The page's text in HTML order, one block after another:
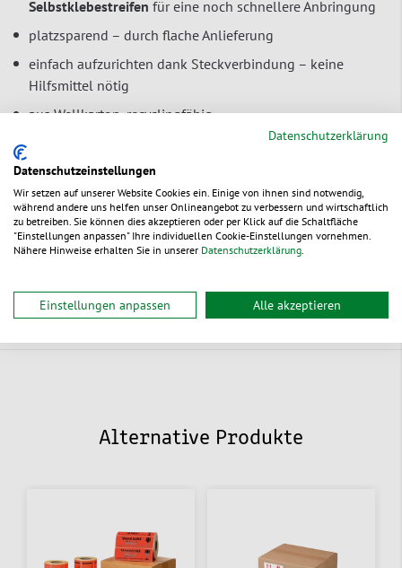
Selbstklebestreifen für eine noch schnellere Anbringung
platzsparend – durch flache Anlieferung
einfach aufzurichten dank Steckverbindung – keine
Hilfsmittel nötig
aus Wellkarton, recyclingfähig
Zur Bestelltabelle ↑
Ökologische Vorteile
Dokumente
Alternative Produkte
Datenschutzerklärung
Datenschutzeinstellungen
Wir setzen auf unserer Website Cookies ein. Einige von ihnen sind notwendig,
während andere uns helfen unser Onlineangebot zu verbessern und wirtschaftlich
zu betreiben. Sie können dies akzeptieren oder per Klick auf die Schaltfläche
"Einstellungen anpassen" Ihre individuellen Cookie-Einstellungen vornehmen.
Nähere Hinweise erhalten Sie in unserer Datenschutzerklärung
Einstellungen anpassen Alle akzeptieren